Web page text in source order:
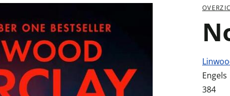
Engels
384